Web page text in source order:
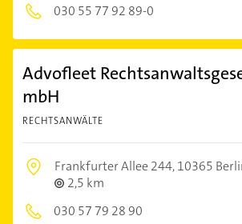
030 55 77 92 89-0
Advofleet
mbH
RECHTSANWÄLTE
Frankfurter Allee 244,10365
2,5 km
030 57 79 28 90